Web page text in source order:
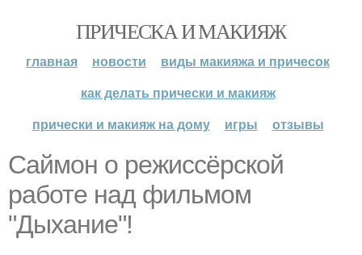
ПРИЧЕСКА И МАКИЯЖ
главная новости
виды макияжа и причесок
как делать прически и макияж
прически и макияж на дому
игры отзывы
Саймон о режиссёрской
работе над фильмом
"Дыхание"!